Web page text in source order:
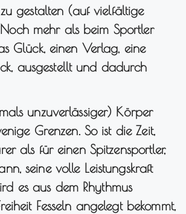
gestalten (auf vielfältige
mehr als beim Sportler
Glück, einen Verlag, eine
ausgestellt und dadurch
unzuverlässiger) Körper
Grenzen. So ist die Zeit,
als für einen Spitzensportler,
seine volle Leistungskraft
es aus dem Rhythmus
Fesseln angelegt bekommt,